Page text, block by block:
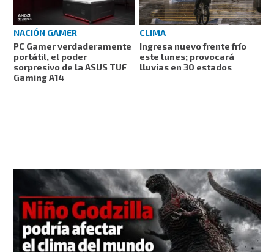
NACIÓN GAMER
PC Gamer verdaderamente
portátil, el poder
sorpresivo de la ASUS TUF
Gaming A14
CLIMA
Ingresa nuevo frente frío
este lunes; provocará
lluvias en 30 estados